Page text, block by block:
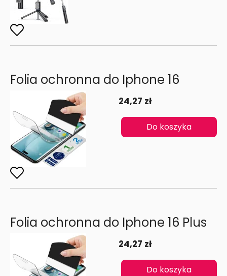
Folia ochronna do Iphone 16
24,27 zł
Do koszyka
Folia ochronna do Iphone 16 Plus
24,27 zł
Do koszyka